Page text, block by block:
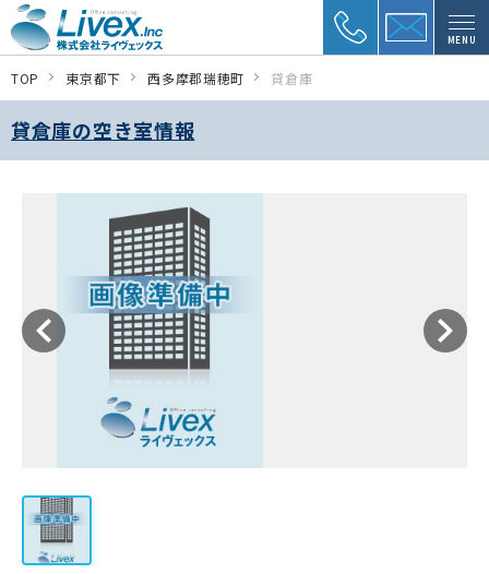
MENU
TOP 東京都下 西多摩郡瑞穂町 貸倉庫
貸倉庫の空き室情報